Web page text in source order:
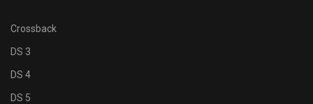
Crossback
DS 3
DS 4
DS 5